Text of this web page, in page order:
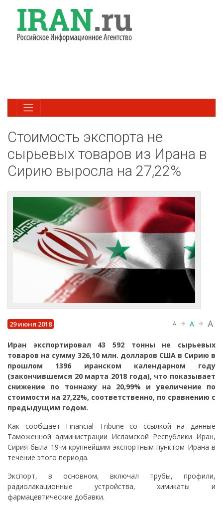
Стоимость экспорта не
сырьевых товаров из Ирана в
Сирию выросла на 27,22%
29 июня 2018 A A A
Иран экспортировал 43 592 тонны не сырьевых
товаров на сумму 326,10 млн. долларов США в Сирию в
прошлом 1396 иранском календарном году
(закончившемся 20 марта 2018 года), что показывает
снижение по тоннажу на 20,99% и увеличение по
стоимости на 27,22%, соответственно, по сравнению с
предыдущим годом.
Как сообщает Financial Tribune со ссылкой на данные
Таможенной администрации Исламской Республики Иран,
Сирия была 19-м крупнейшим экспортным пунктом Ирана в
течение этого периода.
Экспорт, в основном, включал трубы, профили,
радиолакационные устройства, химикаты и
фармацевтические добавки.